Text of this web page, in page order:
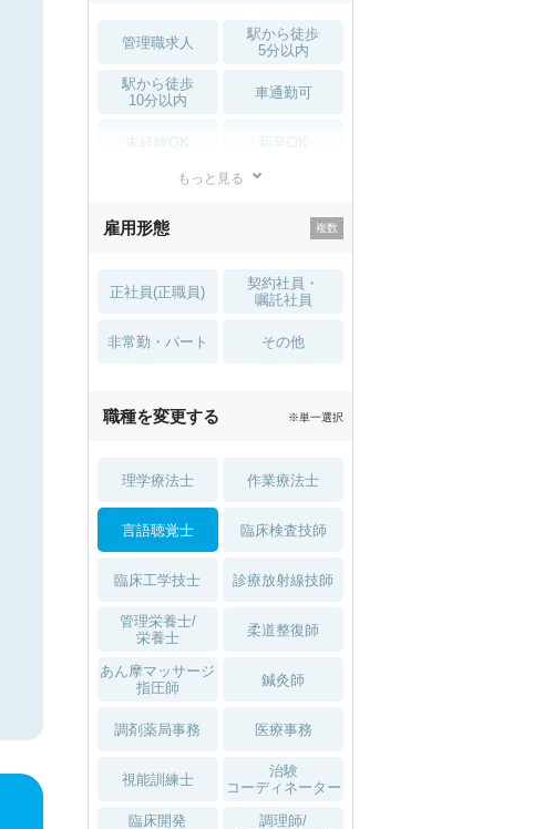
管理職求人
駅から徒歩
5分以内
駅から徒歩
10分以内
車通勤可
住宅手当・補助
土日祝休 無資格 OK
積極採用中 WEB面接OK
もっと見る
雇用形態
正社員(正職員)
契約社員・
嘱託社員
非常勤・パート その他
職種を変更する ※単一選択
理学療法士 作業療法士
言語聴覚士 臨床検査技師
臨床工学技士 診療放射線技師
管理栄養士/
栄養士
柔道整復師
あん摩マッサージ
指圧師
鍼灸師
調剤薬局事務 医療事務
視能訓練士
治験
コーディネーター
臨床開発
調理師/